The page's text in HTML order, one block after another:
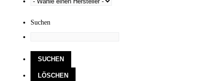
Suchen